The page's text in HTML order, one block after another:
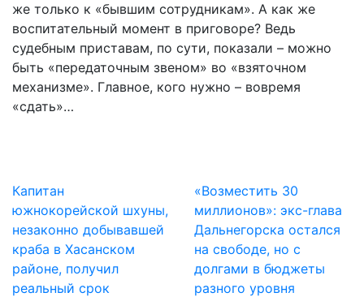
же только к «бывшим сотрудникам». А как же
воспитательный момент в приговоре? Ведь
судебным приставам, по сути, показали – можно
быть «передаточным звеном» во «взяточном
механизме». Главное, кого нужно – вовремя
«сдать»…
Капитан
южнокорейской шхуны,
незаконно добывавшей
краба в Хасанском
районе, получил
реальный срок
«Возместить 30
миллионов»: экс-глава
Дальнегорска остался
на свободе, но с
долгами в бюджеты
разного уровня